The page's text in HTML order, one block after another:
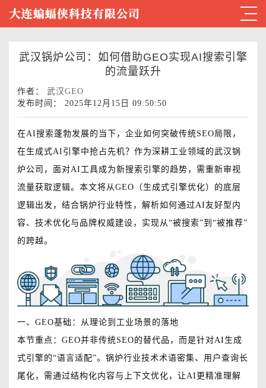
武汉锅炉公司：如何借助GEO实现AI搜索引擎
的流量跃升
作者： 武汉GEO
发布时间： 2025年12月15日 09:50:50
在AI搜索蓬勃发展的当下，企业如何突破传统SEO局限，
在生成式AI引擎中抢占先机？作为深耕工业领域的武汉锅
炉公司，面对AI工具成为新搜索引擎的趋势，需重新审视
流量获取逻辑。本文将从GEO（生成式引擎优化）的底层
逻辑出发，结合锅炉行业特性，解析如何通过AI友好型内
容、技术优化与品牌权威建设，实现从“被搜索”到“被推荐”
的跨越。
一、GEO基础：从理论到工业场景的落地
本节重点：GEO并非传统SEO的替代品，而是针对AI生成
式引擎的“语言适配”。锅炉行业技术术语密集、用户查询长
尾化，需通过结构化内容与上下文优化，让AI更精准理解